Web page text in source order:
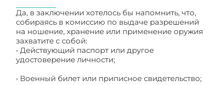
Да, в заключении хотелось бы напомнить, что,
собираясь в комиссию по выдаче разрешений
на ношение, хранение или применение оружия
захватите с собой:
• Действующий паспорт или другое
удостоверение личности;
• Военный билет или приписное свидетельство;